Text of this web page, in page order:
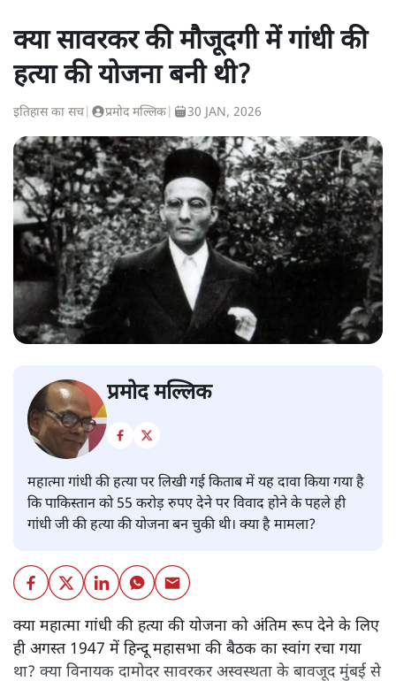
क्या सावरकर की मौजूदगी में गांधी की
हत्या की योजना बनी थी?
इतिहास का सच प्रमोद मल्लिक 30 JAN, 2026
प्रमोद मल्लिक
महात्मा गांधी की हत्या पर लिखी गई किताब में यह दावा किया गया है
कि पाकिस्तान को 55 करोड़ रुपए देने पर विवाद होने के पहले ही
गांधी जी की हत्या की योजना बन चुकी थी। क्या है मामला?
क्या महात्मा गांधी की हत्या की योजना को अंतिम रूप देने के लिए
ही अगस्त 1947 में हिन्दू महासभा की बैठक का स्वांग रचा गया
था? क्या विनायक दामोदर सावरकर अस्वस्थता के बावजूद मुंबई से